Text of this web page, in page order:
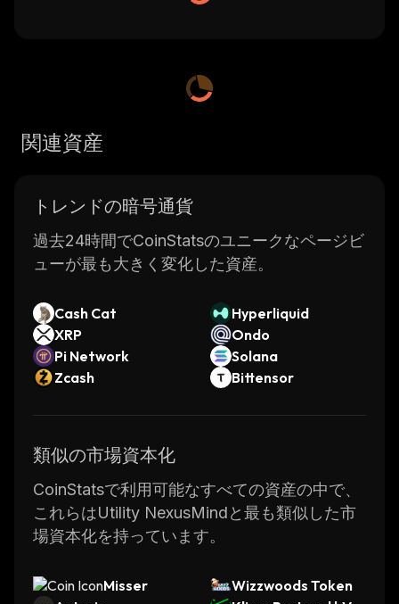
関連資産
トレンドの暗号通貨
過去24時間でCoinStatsのユニークなページビ
ューが最も大きく変化した資産。
Cash Cat
Hyperliquid
XRP
Ondo
Pi Network
Solana
Zcash
Bittensor
類似の市場資本化
CoinStatsで利用可能なすべての資産の中で、
これらはUtility NexusMindと最も類似した市
場資本化を持っています。
Misser
Wizzwoods Token